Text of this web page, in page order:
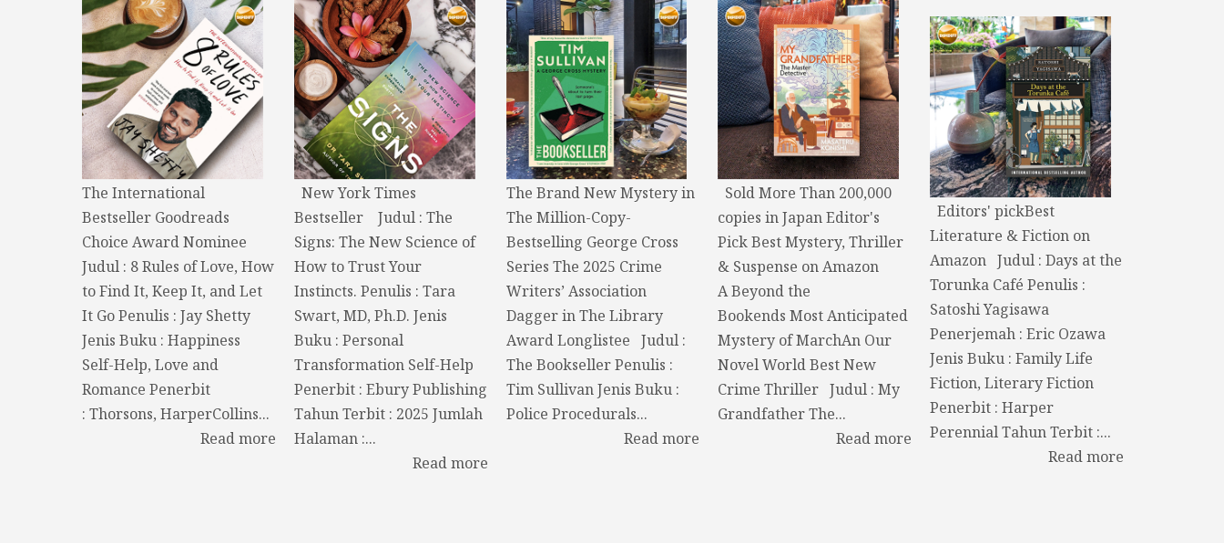
The International
Bestseller Goodreads
Choice Award Nominee
Judul : 8 Rules of Love, How
to Find It, Keep It, and Let
It Go Penulis : Jay Shetty
Jenis Buku : Happiness
Self-Help, Love and
Romance Penerbit
: Thorsons, HarperCollins...
Read more
New York Times
Bestseller Judul : The
Signs: The New Science of
How to Trust Your
Instincts. Penulis : Tara
Swart, MD, Ph.D. Jenis
Buku : Personal
Transformation Self-Help
Penerbit : Ebury Publishing
Tahun Terbit : 2025 Jumlah
Halaman :...
Read more
The Brand New Mystery in
The Million-Copy-
Bestselling George Cross
Series The 2025 Crime
Writers’ Association
Dagger in The Library
Award Longlistee Judul :
The Bookseller Penulis :
Tim Sullivan Jenis Buku :
Police Procedurals...
Read more
Sold More Than 200,000
copies in Japan Editor's
Pick Best Mystery, Thriller
& Suspense on Amazon
A Beyond the
Bookends Most Anticipated
Mystery of MarchAn Our
Novel World Best New
Crime Thriller Judul : My
Grandfather The...
Read more
Editors' pickBest
Literature & Fiction on
Amazon Judul : Days at the
Torunka Café Penulis :
Satoshi Yagisawa
Penerjemah : Eric Ozawa
Jenis Buku : Family Life
Fiction, Literary Fiction
Penerbit : Harper
Perennial Tahun Terbit :...
Read more